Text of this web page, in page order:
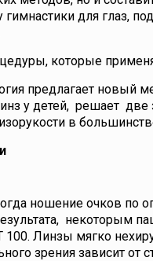
для глаз,
которые
предлагает новый
у детей, решает
в
ношение очков по
некоторым
100. Линзы мягко
зрения зависит от